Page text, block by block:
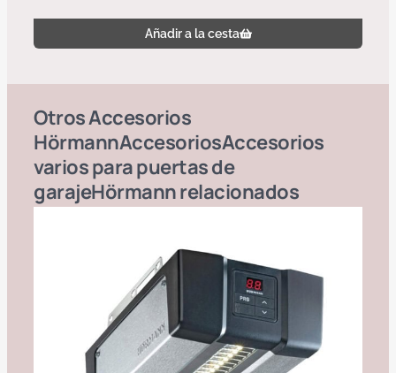
Añadir a la cesta
OtrosAccesorios
HörmannAccesoriosAccesorios
varios para puertas de
garajeHörmannrelacionados